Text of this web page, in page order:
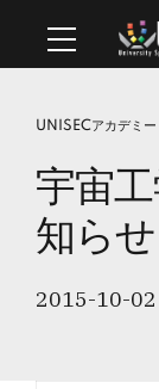
UNISECアカデミー
宇宙
知らせ
2015-10-02